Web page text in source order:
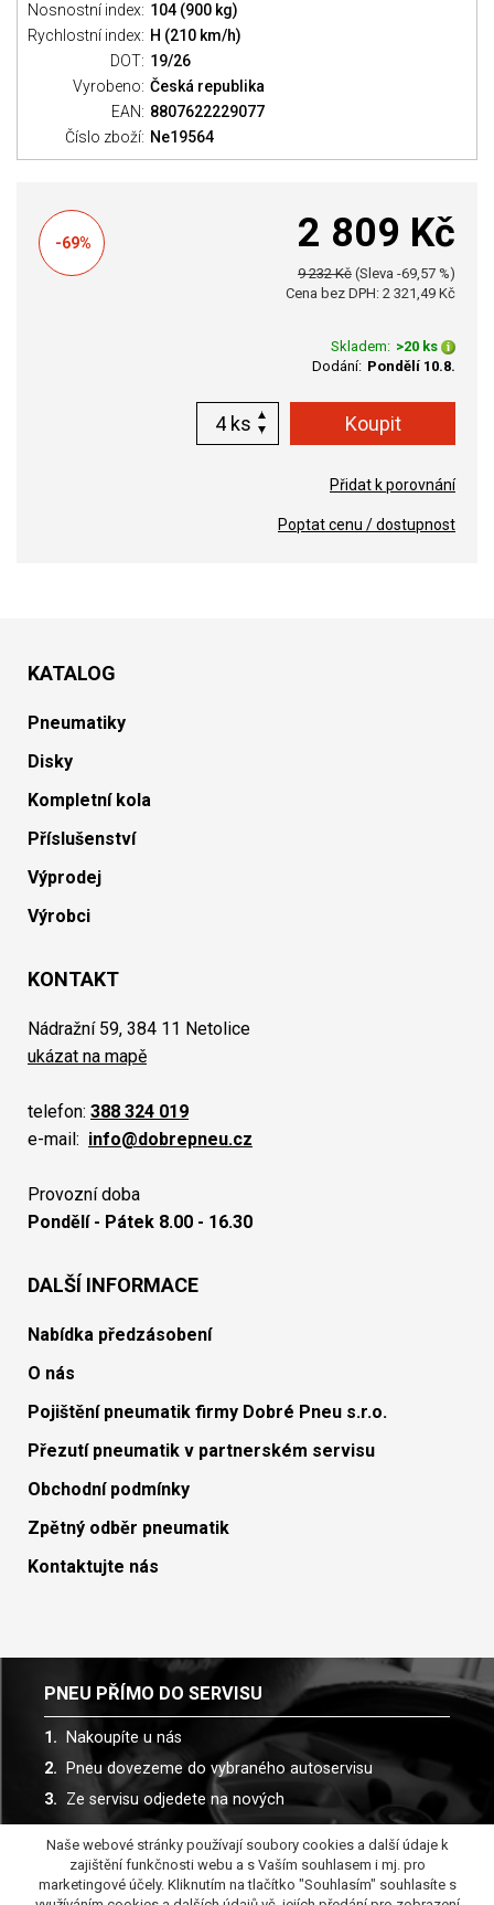
Nosnostní index: 104 (900 kg)
Rychlostní index: H (210 km/h)
DOT: 19/26
Vyrobeno: Česká republika
EAN: 8807622229077
Číslo zboží: Ne19564
-69% 2 809 Kč
9 232 Kč (Sleva -69,57 %)
Cena bez DPH: 2 321,49 Kč
Skladem: >20 ks
Dodání: Pondělí 10.8.
ks
Přidat k porovnání
Poptat cenu / dostupnost
KATALOG
Pneumatiky
Disky
Kompletní kola
Příslušenství
Výprodej
Výrobci
KONTAKT
Nádražní 59, 384 11 Netolice
ukázat na mapě
telefon: 388 324 019
e-mail: info@dobrepneu.cz
Provozní doba
Pondělí - Pátek 8.00 - 16.30
DALŠÍ INFORMACE
Nabídka předzásobení
O nás
Pojištění pneumatik firmy Dobré Pneu s.r.o.
Přezutí pneumatik v partnerském servisu
Obchodní podmínky
Zpětný odběr pneumatik
Kontaktujte nás
PNEU PŘÍMO DO SERVISU
Nakoupíte u nás
Pneu dovezeme do vybraného autoservisu
Ze servisu odjedete na nových
Spolupracujeme s více než 30 autoservisy
Naše webové stránky používají soubory cookies a další údaje k
zajištění funkčnosti webu a s Vaším souhlasem i mj. pro
marketingové účely. Kliknutím na tlačítko "Souhlasím" souhlasíte s